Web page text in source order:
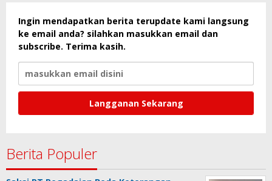
Ingin mendapatkan berita terupdate kami langsung
ke email anda? silahkan masukkan email dan
subscribe. Terima kasih.
Berita Populer